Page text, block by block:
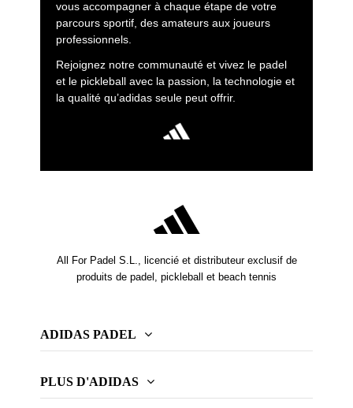
vous accompagner à chaque étape de votre
parcours sportif, des amateurs aux joueurs
professionnels.
Rejoignez notre communauté et vivez le padel
et le pickleball avec la passion, la technologie et
la qualité qu’adidas seule peut offrir.
All For Padel S.L., licencié et distributeur exclusif de
produits de padel, pickleball et beach tennis
ADIDAS PADEL
PLUS D'ADIDAS